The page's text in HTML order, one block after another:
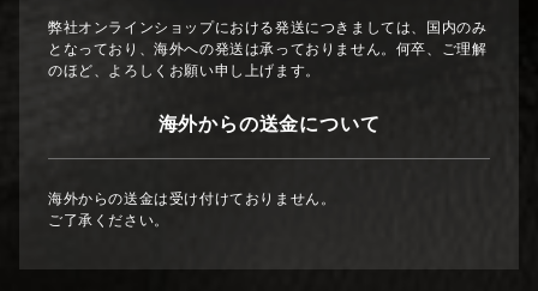
弊社オンラインショップにおける発送につきましては、国内のみ
となっており、海外への発送は承っておりません。何卒、ご理解
のほど、よろしくお願い申し上げます。
海外からの送金について
海外からの送金は受け付けておりません。
ご了承ください。